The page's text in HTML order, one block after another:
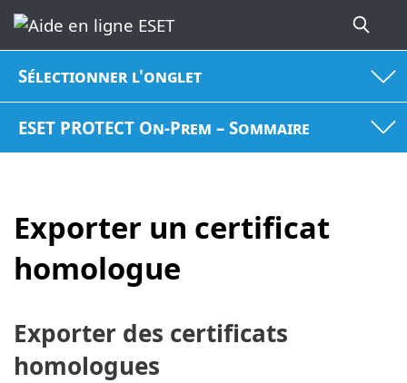
Sélectionner l'onglet
ESET PROTECT On-Prem – Sommaire
Exporter un certificat
homologue
Exporter des certificats
homologues